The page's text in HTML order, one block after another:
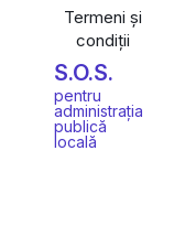
Termeni și
condiții
S.O.S.
pentru
administrația
publică
locală